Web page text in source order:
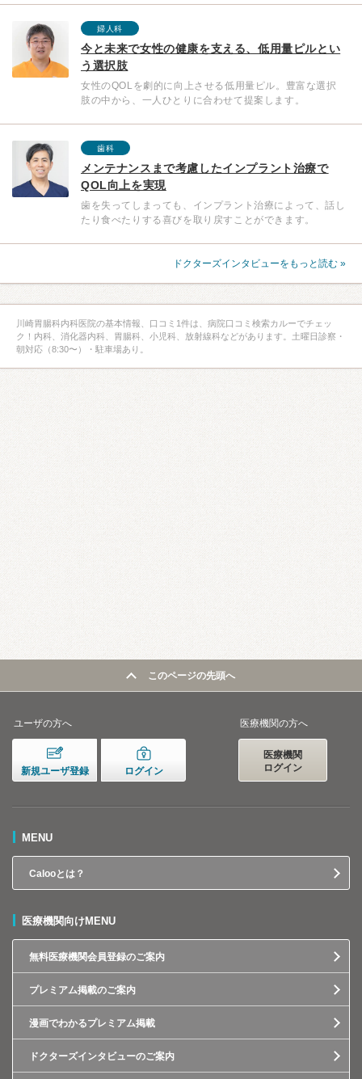
婦人科
今と未来で女性の健康を支える、低用量ピルとい
う選択肢
女性のQOLを劇的に向上させる低用量ピル。豊富な選択
肢の中から、一人ひとりに合わせて提案します。
歯科
メンテナンスまで考慮したインプラント治療で
QOL向上を実現
歯を失ってしまっても、インプラント治療によって、話し
たり食べたりする喜びを取り戻すことができます。
ドクターズインタビューをもっと読む »
川崎胃腸科内科医院の基本情報、口コミ1件は、病院口コミ検索カルーでチェッ
ク！内科、消化器内科、胃腸科、小児科、放射線科などがあります。土曜日診察・
朝対応（8:30〜）・駐車場あり。
このページの先頭へ
ユーザの方へ
新規ユーザ登録 ログイン
医療機関の方へ
医療機関
ログイン
MENU
Calooとは？
医療機関向けMENU
無料医療機関会員登録のご案内
プレミアム掲載のご案内
漫画でわかるプレミアム掲載
ドクターズインタビューのご案内